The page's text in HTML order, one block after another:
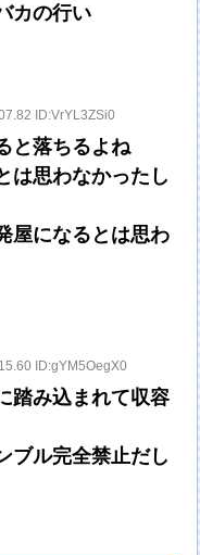
カの行い
ID:VrYL3ZSi0
と落ちるよね
は思わなかったし
屋になるとは思わ
ID:gYM5OegX0
踏み込まれて収容
ブル完全禁止だし